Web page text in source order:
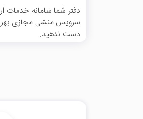
دفتر شما سامانه خدمات
سرویس منشی مجازی بهره
دست ندهید.